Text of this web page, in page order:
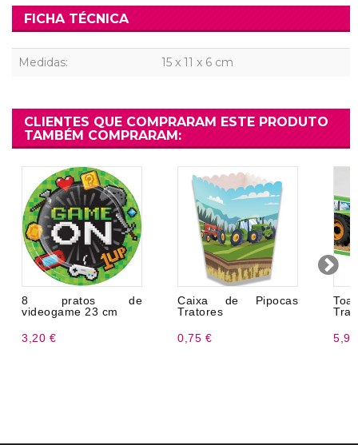
FICHA TÉCNICA
Medidas: 15 x 11 x 6 cm
CLIENTES QUE COMPRARAM ESTE PRODUTO
TAMBÉM COMPRARAM:
8 pratos de
videogame 23 cm
3,20 €
Caixa de Pipocas
Tratores
0,75 €